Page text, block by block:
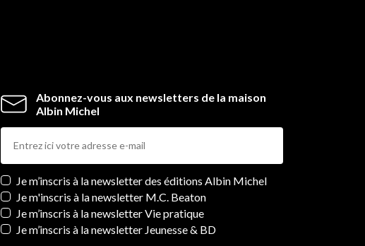
Abonnez-vous aux newsletters de la maison
Albin Michel
Newsletters
Je m’inscris à la newsletter des éditions Albin Michel
Je m'inscris à la newsletter M.C. Beaton
Je m’inscris à la newsletter Vie pratique
Je m’inscris à la newsletter Jeunesse & BD